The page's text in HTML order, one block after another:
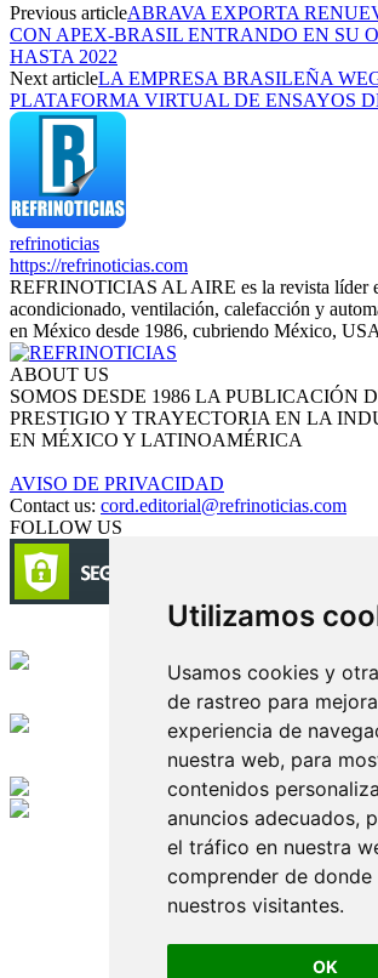
Utilizamos
Usamos cookies y
de rastreo para
experiencia de
nuestra web, para
contenidos
anuncios adecuados,
el tráfico en nuestra
comprender de donde
nuestros visitantes.
OK
Previous articleABRAVA EXPORTA
CON APEX-BRASIL ENTRANDO EN SU
HASTA 2022
Next articleLA EMPRESA BRASILEÑA
PLATAFORMA VIRTUAL DE ENSAYOS
refrinoticias
https://refrinoticias.com
REFRINOTICIAS AL AIRE es la revista líder
acondicionado, ventilación, calefacción y
en México desde 1986, cubriendo México,
ABOUT US
SOMOS DESDE 1986 LA PUBLICACIÓN
PRESTIGIO Y TRAYECTORIA EN LA
EN MÉXICO Y LATINOAMÉRICA
AVISO DE PRIVACIDAD
Contact us: cord.editorial@refrinoticias.com
FOLLOW US
Edición digital con tecnología
Playa Revolcadero 222 Col. Reforma
CIUDAD DE MEXICO
Conmutador CIUDAD DE MEXICO (+52)
© 2000-2026 BURO DE
S.A. Todos los derechos reservados
Todos los nombres, marcas, logotipos,